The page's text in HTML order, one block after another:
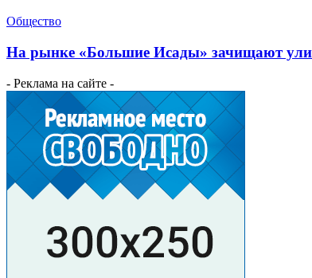
Общество
На рынке «Большие Исады» зачищают
- Реклама на сайте -